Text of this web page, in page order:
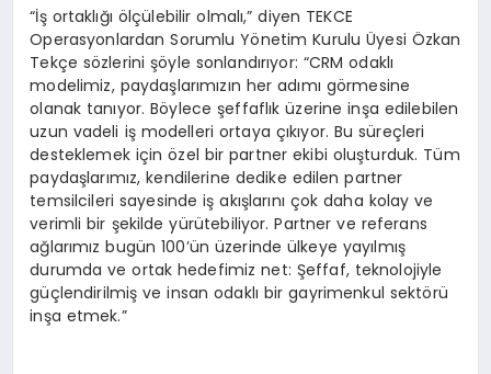
“İş ortaklığı ölçülebilir olmalı,” diyen TEKCE
Operasyonlardan Sorumlu Yönetim Kurulu Üyesi Özkan
Tekçe sözlerini şöyle sonlandırıyor: “CRM odaklı
modelimiz, paydaşlarımızın her adımı görmesine
olanak tanıyor. Böylece şeffaflık üzerine inşa edilebilen
uzun vadeli iş modelleri ortaya çıkıyor. Bu süreçleri
desteklemek için özel bir partner ekibi oluşturduk. Tüm
paydaşlarımız, kendilerine dedike edilen partner
temsilcileri sayesinde iş akışlarını çok daha kolay ve
verimli bir şekilde yürütebiliyor. Partner ve referans
ağlarımız bugün 100’ün üzerinde ülkeye yayılmış
durumda ve ortak hedefimiz net: Şeffaf, teknolojiyle
güçlendirilmiş ve insan odaklı bir gayrimenkul sektörü
inşa etmek.”